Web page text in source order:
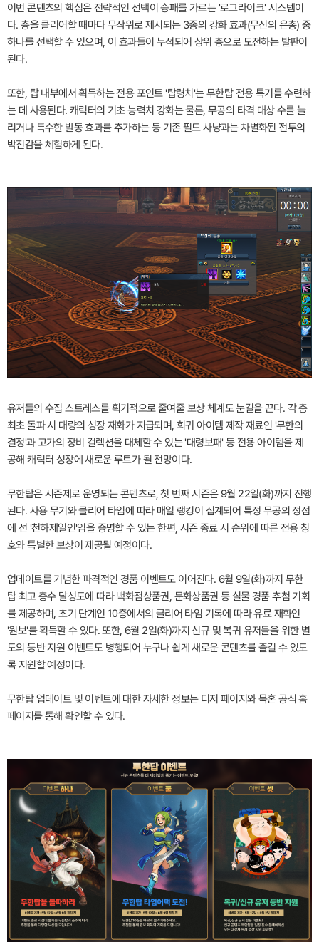
이번 콘텐츠의 핵심은 전략적인 선택이 승패를 가르는 '로그라이크' 시스템이
다. 층을 클리어할 때마다 무작위로 제시되는 3종의 강화 효과(무신의 은총) 중
하나를 선택할 수 있으며, 이 효과들이 누적되어 상위 층으로 도전하는 발판이
된다.
또한, 탑 내부에서 획득하는 전용 포인트 '탑령치'는 무한탑 전용 특기를 수련하
는 데 사용된다. 캐릭터의 기초 능력치 강화는 물론, 무공의 타격 대상 수를 늘
리거나 특수한 발동 효과를 추가하는 등 기존 필드 사냥과는 차별화된 전투의
박진감을 체험하게 된다.
유저들의 수집 스트레스를 획기적으로 줄여줄 보상 체계도 눈길을 끈다. 각 층
최초 돌파 시 대량의 성장 재화가 지급되며, 희귀 아이템 제작 재료인 '무한의
결정'과 고가의 장비 컬렉션을 대체할 수 있는 '대령보패' 등 전용 아이템을 제
공해 캐릭터 성장에 새로운 루트가 될 전망이다.
무한탑은 시즌제로 운영되는 콘텐츠로, 첫 번째 시즌은 9월 22일(화)까지 진행
된다. 사용 무기와 클리어 타임에 따라 매일 랭킹이 집계되어 특정 무공의 정점
에 선 '천하제일인'임을 증명할 수 있는 한편, 시즌 종료 시 순위에 따른 전용 칭
호와 특별한 보상이 제공될 예정이다.
업데이트를 기념한 파격적인 경품 이벤트도 이어진다. 6월 9일(화)까지 무한
탑 최고 층수 달성도에 따라 백화점상품권, 문화상품권 등 실물 경품 추첨 기회
를 제공하며, 초기 단계인 10층에서의 클리어 타임 기록에 따라 유료 재화인
'원보'를 획득할 수 있다. 또한, 6월 2일(화)까지 신규 및 복귀 유저들을 위한 별
도의 등반 지원 이벤트도 병행되어 누구나 쉽게 새로운 콘텐츠를 즐길 수 있도
록 지원할 예정이다.
무한탑 업데이트 및 이벤트에 대한 자세한 정보는 티저 페이지와 묵혼 공식 홈
페이지를 통해 확인할 수 있다.